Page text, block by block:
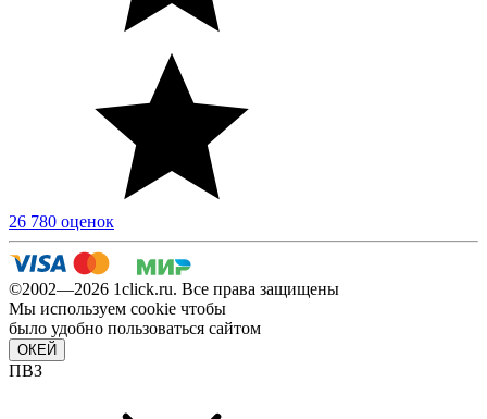
26 780 оценок
©2002—2026 1сlick.ru. Все права защищены
Мы используем cookie чтобы
было удобно пользоваться сайтом
ОКЕЙ
ПВЗ